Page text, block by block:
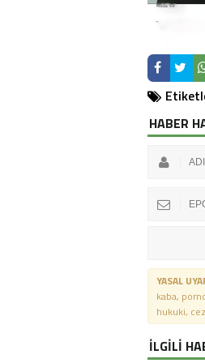
HABER
YASAL
kaba,
hukuki,
İLGİLİ